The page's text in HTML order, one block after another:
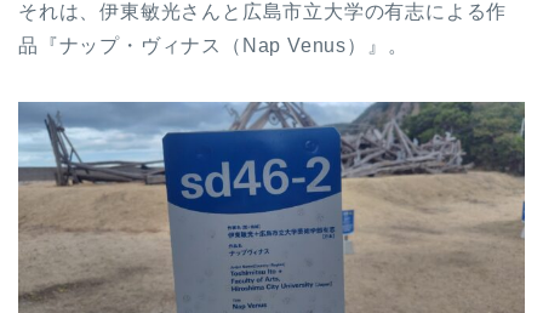
それは、伊東敏光さんと広島市立大学の有志による作
品『ナップ・ヴィナス（Nap Venus）』。